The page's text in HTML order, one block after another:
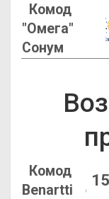
Комод
"Омега"
Сонум
Комод
Benartti